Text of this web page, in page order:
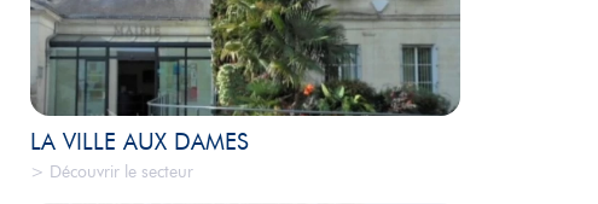
LA VILLE AUX DAMES
> Découvrir le secteur